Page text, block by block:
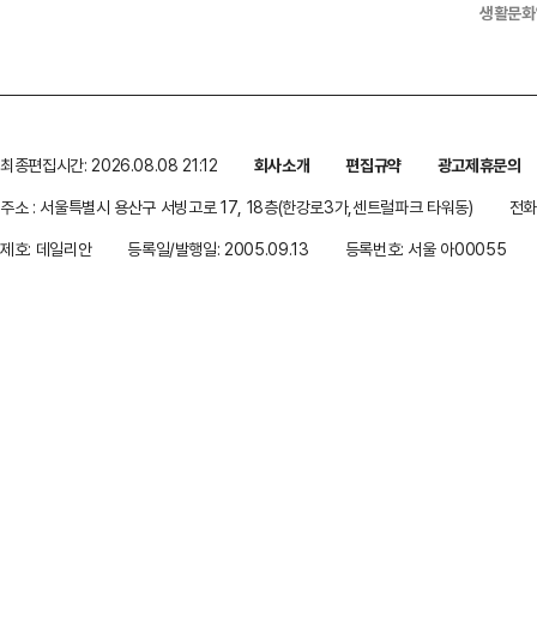
생활문
최종편집시간: 2026.08.08 21:12 회사소개 편집규약
광고제휴문의
주소 : 서울특별시 용산구 서빙고로 17, 18층(한강로3가,센트럴파크 타워동)
전
제호: 데일리안
등록일/발행일: 2005.09.13 등록번호: 서울 아00055